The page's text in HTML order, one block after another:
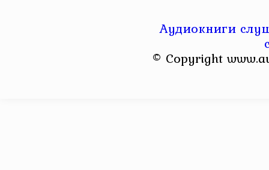
Аудиокниги
© Copyright